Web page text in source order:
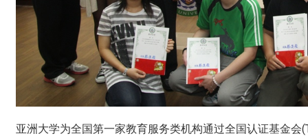
亚洲大学为全国第一家教育服务类机构通过全国认证基金会